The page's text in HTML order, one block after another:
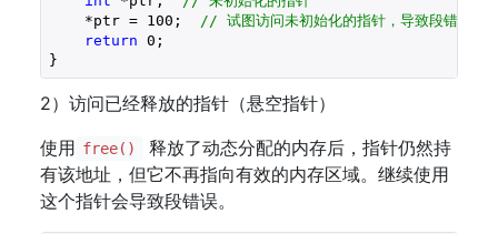
    *ptr =
100 ;
// 试图访问未初始化的指针，导致段错误
return 0 ;
}
2）访问已经释放的指针（悬空指针）
使用 free()
释放了动态分配的内存后，指针仍然持
有该地址，但它不再指向有效的内存区域。继续使用
这个指针会导致段错误。